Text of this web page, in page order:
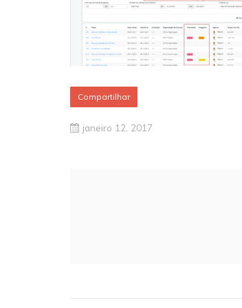
Compartilhar
janeiro 12, 2017